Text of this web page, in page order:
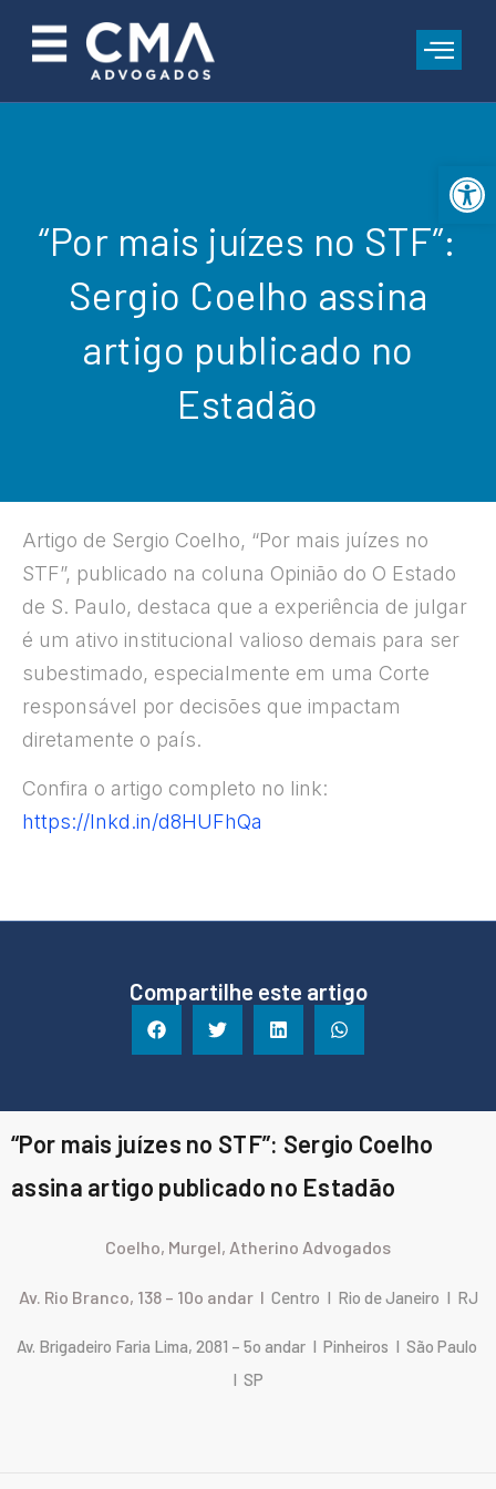
“Por mais juízes no STF”:
Sergio Coelho assina
artigo publicado no
Estadão
Artigo de Sergio Coelho, “Por mais juízes no
STF”, publicado na coluna Opinião do O Estado
de S. Paulo, destaca que a experiência de julgar
é um ativo institucional valioso demais para ser
subestimado, especialmente em uma Corte
responsável por decisões que impactam
diretamente o país.
Confira o artigo completo no link:
https://lnkd.in/d8HUFhQa
Compartilhe este artigo
“Por mais juízes no STF”: Sergio Coelho
assina artigo publicado no Estadão
Coelho, Murgel, Atherino Advogados
Av. Rio Branco, 138 – 10o andar I Centro I Rio de Janeiro I RJ
Av. Brigadeiro Faria Lima, 2081 – 5o andar I Pinheiros I São Paulo
I SP